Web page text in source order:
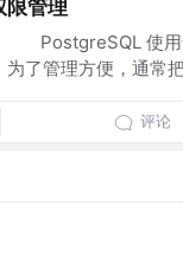
管理
PostgreSQL 使用
了管理方便，通常
评论